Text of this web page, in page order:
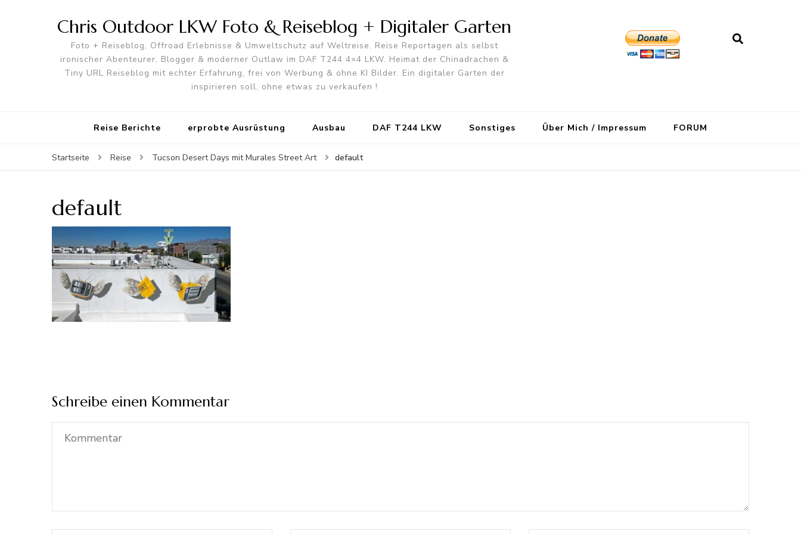
Chris Outdoor LKW Foto & Reiseblog + Digitaler Garten
Foto + Reiseblog, Offroad Erlebnisse & Umweltschutz auf Weltreise. Reise Reportagen als selbst
ironischer Abenteurer, Blogger & moderner Outlaw im DAF T244 4×4 LKW. Heimat der Chinadrachen &
Tiny URL Reiseblog mit echter Erfahrung, frei von Werbung & ohne KI Bilder. Ein digitaler Garten der
inspirieren soll, ohne etwas zu verkaufen !
Reise Berichte erprobte Ausrüstung Ausbau DAF T244 LKW Sonstiges Über Mich / Impressum FORUM
Startseite Reise Tucson Desert Days mit Murales Street Art default
default
Schreibe einen Kommentar